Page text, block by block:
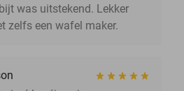
was uitstekend. Lekker
zelfs een wafel maker.